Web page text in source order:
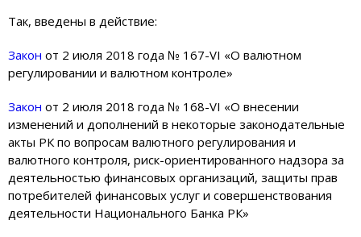
Так, введены в действие:
Закон от 2 июля 2018 года № 167-VI «О валютном
регулировании и валютном контроле»
Закон от 2 июля 2018 года № 168-VI «О внесении
изменений и дополнений в некоторые законодательные
акты РК по вопросам валютного регулирования и
валютного контроля, риск-ориентированного надзора за
деятельностью финансовых организаций, защиты прав
потребителей финансовых услуг и совершенствования
деятельности Национального Банка РК»